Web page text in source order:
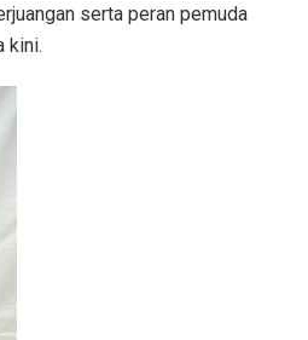
serta peran pemuda
kini.